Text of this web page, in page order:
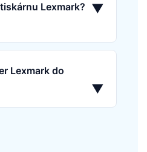
Lexmark? ▼
Lexmark do
▼